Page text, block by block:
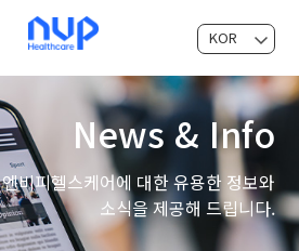
KOR
News & Info
엔비피헬스케어에 대한 유용한 정보와
소식을 제공해 드립니다.